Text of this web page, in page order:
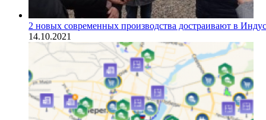
2 новых современных производства достраивают в
14.10.2021